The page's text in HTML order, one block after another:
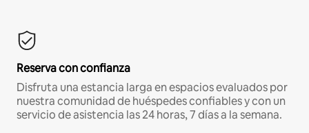
Reserva con confianza
Disfruta una estancia larga en espacios evaluados por
nuestra comunidad de huéspedes confiables y con un
servicio de asistencia las 24 horas, 7 días a la semana.